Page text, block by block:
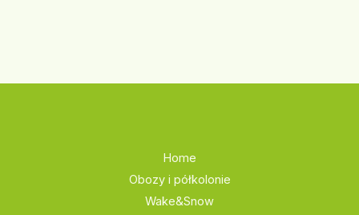
Home
Obozy i półkolonie
Wake&Snow